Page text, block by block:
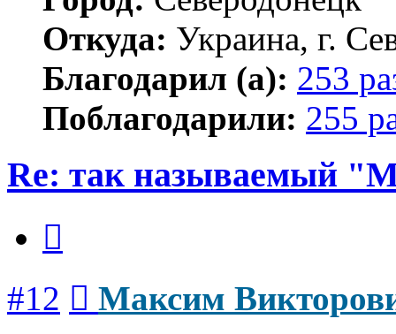
Откуда: Украина, г.
Благодарил (а): 253
Поблагодарили: 255
Re: так называемый
#12
Максим